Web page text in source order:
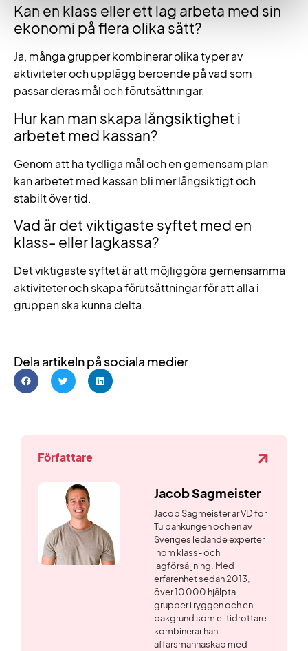
Kan en klass eller ett lag arbeta med sin
ekonomi på flera olika sätt?
Ja, många grupper kombinerar olika typer av
aktiviteter och upplägg beroende på vad som
passar deras mål och förutsättningar.
Hur kan man skapa långsiktighet i
arbetet med kassan?
Genom att ha tydliga mål och en gemensam plan
kan arbetet med kassan bli mer långsiktigt och
stabilt över tid.
Vad är det viktigaste syftet med en
klass- eller lagkassa?
Det viktigaste syftet är att möjliggöra gemensamma
aktiviteter och skapa förutsättningar för att alla i
gruppen ska kunna delta.
Dela artikeln på sociala medier
Författare
Jacob Sagmeister
Jacob Sagmeister är VD för
Tulpankungen och en av
Sveriges ledande experter
inom klass- och
lagförsäljning. Med
erfarenhet sedan 2013,
över 10 000 hjälpta
grupper i ryggen och en
bakgrund som elitidrottare
kombinerar han
affärsmannaskap med